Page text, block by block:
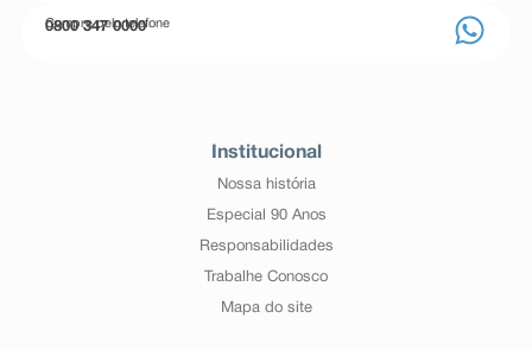
Compre pelo telefone
0800 347 0000
Institucional
Nossa história
Especial 90 Anos
Responsabilidades
Trabalhe Conosco
Mapa do site